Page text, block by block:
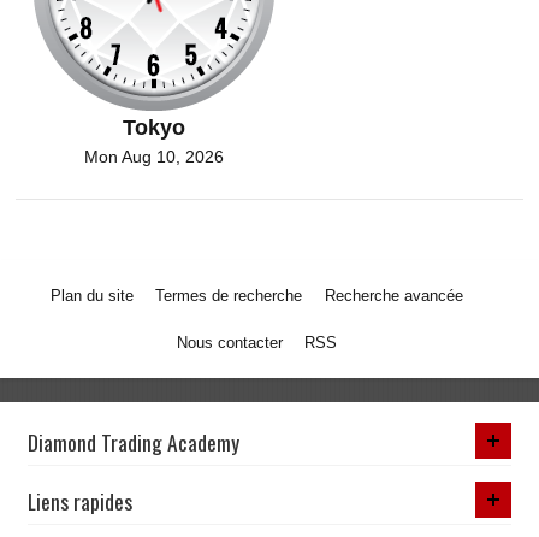
Tokyo
Mon Aug 10, 2026
Plan du site Termes de recherche Recherche avancée
Nous contacter RSS
Diamond Trading Academy
Liens rapides